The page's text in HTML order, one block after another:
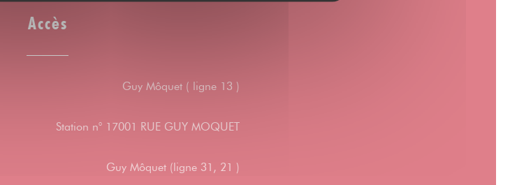
Accès
Guy Môquet ( ligne 13 )
Station n° 17001 RUE GUY MOQUET
Guy Môquet (ligne 31, 21 )